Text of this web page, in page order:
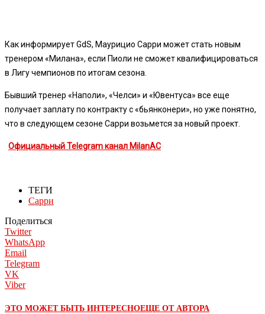
Как информирует GdS, Маурицио Сарри может стать новым
тренером «Милана», если Пиоли не сможет квалифицироваться
в Лигу чемпионов по итогам сезона.
Бывший тренер «Наполи», «Челси» и «Ювентуса» все еще
получает заплату по контракту с «бьянконери», но уже понятно,
что в следующем сезоне Сарри возьмется за новый проект.
Официальный Telegram канал MilanAC
ТЕГИ
Сарри
Поделиться
Twitter
WhatsApp
Email
Telegram
VK
Viber
ЭТО МОЖЕТ БЫТЬ ИНТЕРЕСНОЕЩЕ ОТ АВТОРА